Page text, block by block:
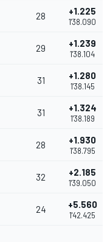
28 +1.225
1'38.090
29 +1.239
1'38.104
31 +1.280
1'38.145
31 +1.324
1'38.189
28 +1.930
1'38.795
32 +2.185
1'39.050
24 +5.560
1'42.425